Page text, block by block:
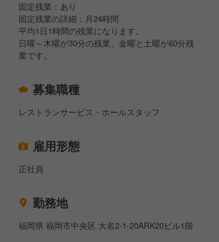
固定残業：あり
固定残業の詳細：月24時間
平均1日1時間の残業になります。
日曜～木曜が30分の残業、金曜と土曜が60分残
業です。
募集職種
レストランサービス・ホールスタッフ
雇用形態
正社員
勤務地
福岡県 福岡市中央区 大名2-1-20ARK20ビル1階